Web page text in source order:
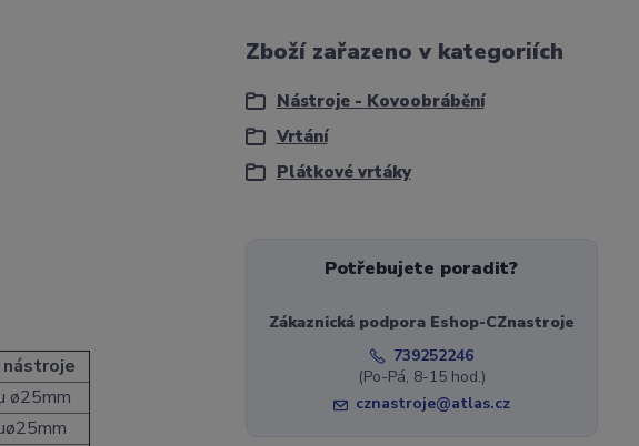
ø25mm
Zboží zařazeno v kategoriích
Nástroje - Kovoobrábění
Vrtání
Plátkové vrtáky
Potřebujete poradit?
Zákaznická podpora Eshop-CZnastroje
739252246
(Po-Pá, 8-15 hod.)
cznastroje@atlas.cz